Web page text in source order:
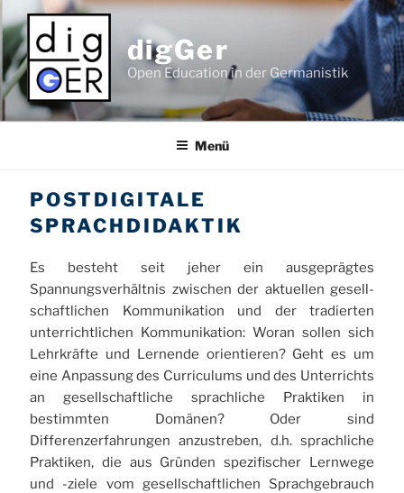
Zum
Inhalt
springen
digGer
Open Education in der Germanistik
Menü
POSTDIGITALE
SPRACHDIDAKTIK
Es besteht seit jeher ein ausgeprägtes
Spannungsverhältnis zwischen der aktuellen gesell-
schaftlichen Kommunikation und der tradierten
unterrichtlichen Kommunikation: Woran sollen sich
Lehrkräfte und Lernende orientieren? Geht es um
eine Anpassung des Curriculums und des Unterrichts
an gesellschaftliche sprachliche Praktiken in
bestimmten Domänen? Oder sind
Differenzerfahrungen anzustreben, d.h. sprachliche
Praktiken, die aus Gründen spezifischer Lernwege
und -ziele vom gesellschaftlichen Sprachgebrauch